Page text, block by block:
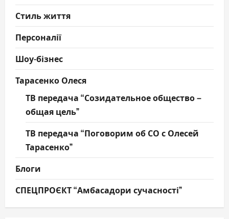
Стиль життя
Персоналії
Шоу-бізнес
Тарасенко Олеся
ТВ передача “Созидательное общество –
общая цель”
ТВ передача “Поговорим об СО с Олесей
Тарасенко”
Блоги
СПЕЦПРОЄКТ “Амбасадори сучасності”